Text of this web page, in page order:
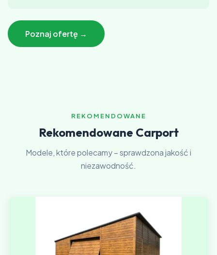
Poznaj ofertę →
REKOMENDOWANE
Rekomendowane Carport
Modele, które polecamy – sprawdzona jakość i
niezawodność.